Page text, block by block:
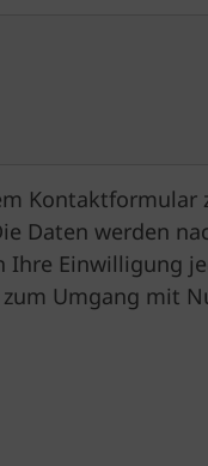
Daten werden
Einwilligung
Umgang mit